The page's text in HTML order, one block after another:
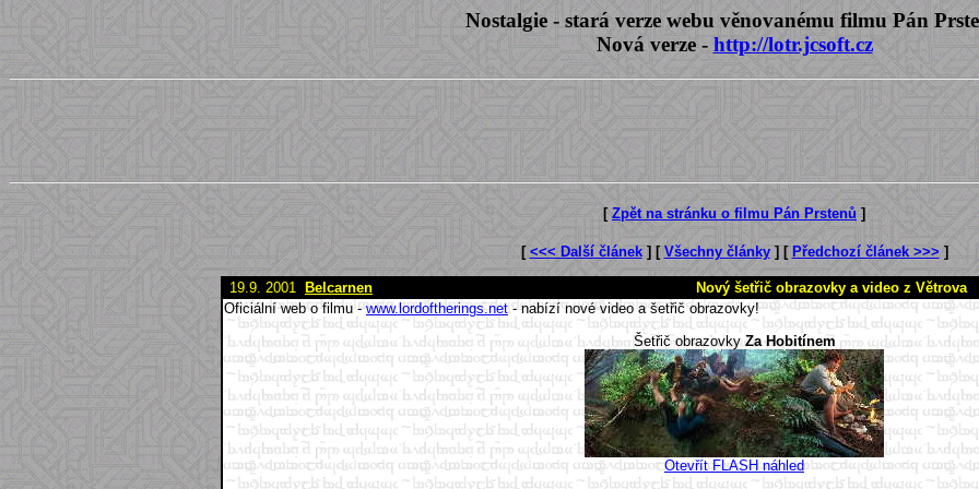
Nostalgie - stará verze webu věnovanému filmu Pán
Nová verze - http://lotr.jcsoft.cz
[ Zpět na stránku o filmu Pán Prstenů ]
[ <<< Další článek] [ Všechny články] [ Předchozí článek >>> ]
19.9. 2001 Belcarnen
Nový šetřič obrazovky a video z Větrova
Oficiální web o filmu -www.lordoftherings.net - nabízí nové video a šetřič obrazovky!
Šetřič obrazovkyZa Hobitínem
Otevřít FLASH náhled